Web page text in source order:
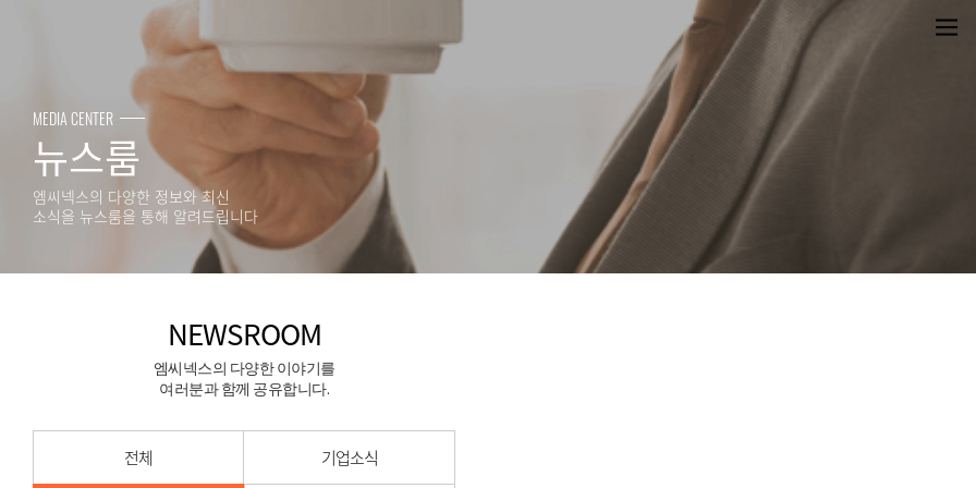
MEDIA CENTER
뉴스룸
엠씨넥스의 다양한 정보와 최신
소식을 뉴스룸을 통해 알려드립니다
NEWSROOM
엠씨넥스의 다양한 이야기를
여러분과 함께 공유합니다.
전체 기업소식